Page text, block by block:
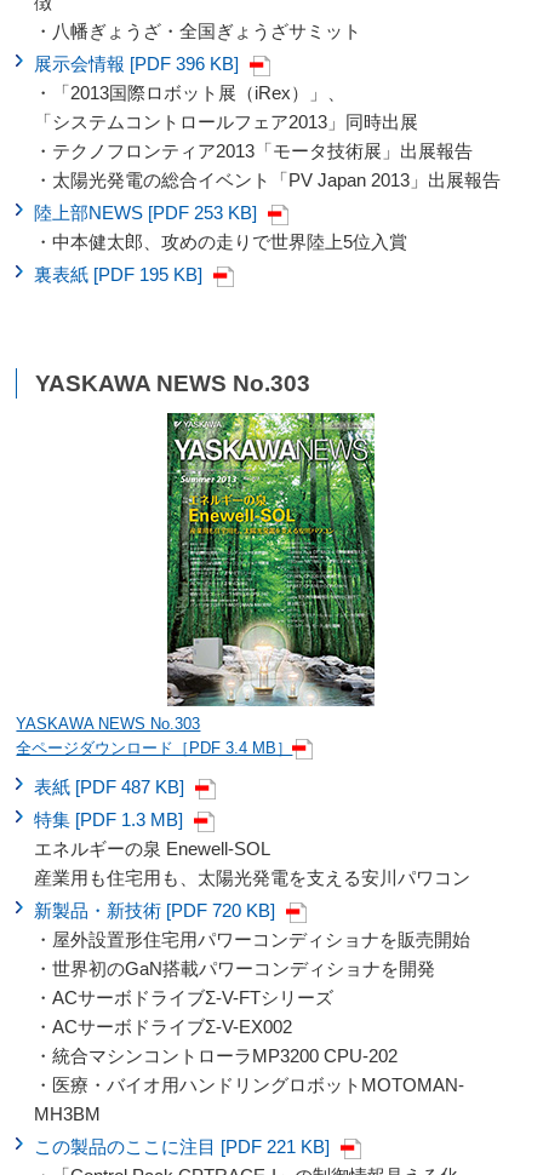
・八幡ぎょうざ・全国ぎょうざサミット
展示会情報 [PDF 396 KB]
・「2013国際ロボット展（iRex）」、
「システムコントロールフェア2013」同時出展
・テクノフロンティア2013「モータ技術展」出展報告
・太陽光発電の総合イベント「PV Japan 2013」出展報告
陸上部NEWS [PDF 253 KB]
・中本健太郎、攻めの走りで世界陸上5位入賞
裏表紙 [PDF 195 KB]
YASKAWA NEWS No.303
YASKAWA NEWS No.303
全ページダウンロード［PDF 3.4 MB］
表紙 [PDF 487 KB]
特集 [PDF 1.3 MB]
エネルギーの泉 Enewell-SOL
産業用も住宅用も、太陽光発電を支える安川パワコン
新製品・新技術 [PDF 720 KB]
・屋外設置形住宅用パワーコンディショナを販売開始
・世界初のGaN搭載パワーコンディショナを開発
・ACサーボドライブΣ-V-FTシリーズ
・ACサーボドライブΣ-V-EX002
・統合マシンコントローラMP3200 CPU-202
・医療・バイオ用ハンドリングロボットMOTOMAN-
MH3BM
この製品のここに注目 [PDF 221 KB]